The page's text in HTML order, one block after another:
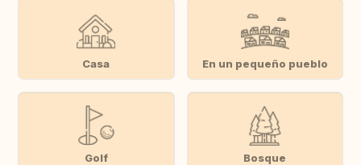
Casa En un pequeño pueblo
Golf Bosque